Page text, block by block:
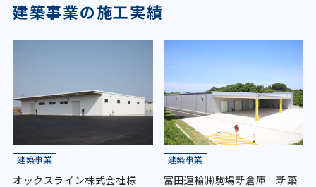
建築事業の施工実績
建築事業
オックスライン株式会社様
建築事業
富田運輸㈱駒場新倉庫 新築